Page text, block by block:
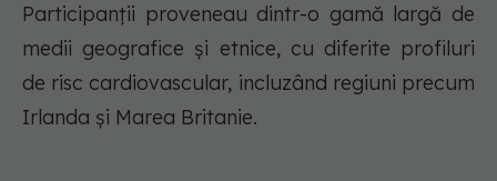
Participanții proveneau dintr-o gamă largă de
medii geografice și etnice, cu diferite profiluri
de risc cardiovascular, incluzând regiuni precum
Irlanda și Marea Britanie.